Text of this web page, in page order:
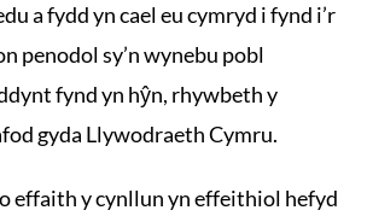
a fydd yn cael eu cymryd i fynd i’r
penodol sy’n wynebu pobl
fynd yn hŷn, rhywbeth y
gyda Llywodraeth Cymru.
effaith y cynllun yn effeithiol hefyd